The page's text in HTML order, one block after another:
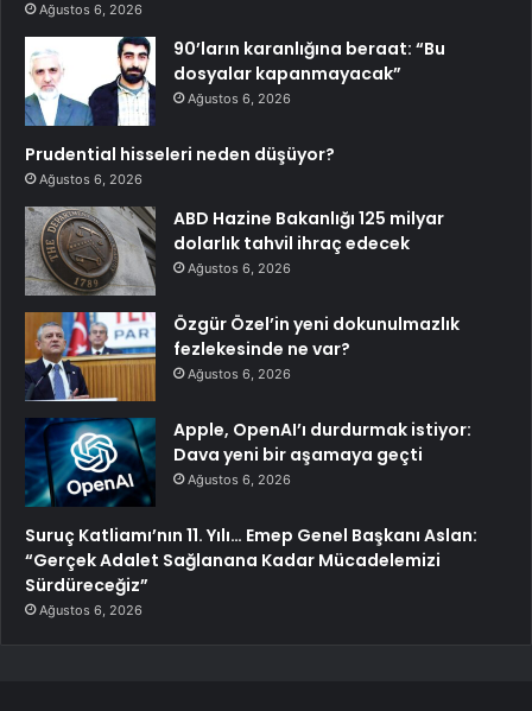
Ağustos 6, 2026
90’ların karanlığına beraat: “Bu
dosyalar kapanmayacak”
Ağustos 6, 2026
Prudential hisseleri neden düşüyor?
Ağustos 6, 2026
ABD Hazine Bakanlığı 125 milyar
dolarlık tahvil ihraç edecek
Ağustos 6, 2026
Özgür Özel’in yeni dokunulmazlık
fezlekesinde ne var?
Ağustos 6, 2026
Apple, OpenAI’ı durdurmak istiyor:
Dava yeni bir aşamaya geçti
Ağustos 6, 2026
Suruç Katliamı’nın 11. Yılı… Emep Genel Başkanı Aslan:
“Gerçek Adalet Sağlanana Kadar Mücadelemizi
Sürdüreceğiz”
Ağustos 6, 2026